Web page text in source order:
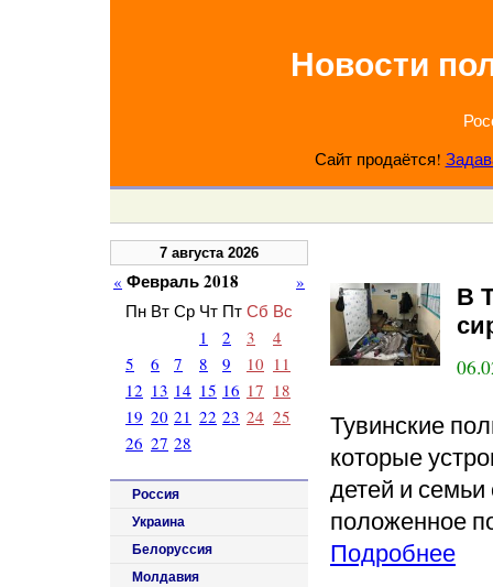
Новости
Сайт продаётся!
В
Тувинские
которые
детей и
положенное
Подробнее
7 августа 2026
« Февраль 2018
»
Пн Вт Ср Чт Пт Сб Вс
1
2 3
4
5
6 7 8 9 10 11
12 13 14 15 16 17 18
19 20 21 22 23 24 25
26 27 28
Россия
Украина
Белоруссия
Молдавия